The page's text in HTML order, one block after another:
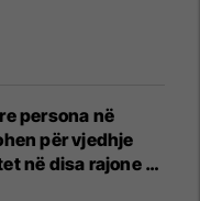
persona në
për vjedhje
në disa rajone të